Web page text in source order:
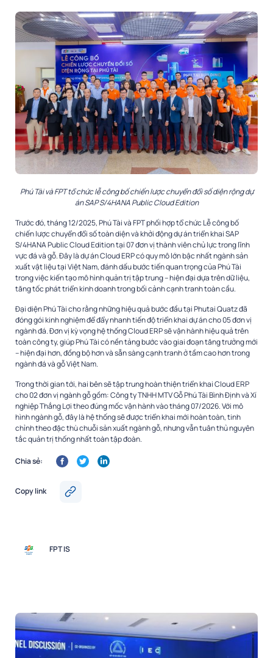
Phú Tài và FPT tổ chức lễ công bố chiến lược chuyển đổi số diện rộng dự
án SAP S/4HANA Public Cloud Edition
Trước đó, tháng 12/2025, Phú Tài và FPT phối hợp tổ chức Lễ công bố
chiến lược chuyển đổi số toàn diện và khởi động dự án triển khai SAP
S/4HANA Public Cloud Edition tại 07 đơn vị thành viên chủ lực trong lĩnh
vực đá và gỗ. Đây là dự án Cloud ERP có quy mô lớn bậc nhất ngành sản
xuất vật liệu tại Việt Nam, đánh dấu bước tiến quan trọng của Phú Tài
trong việc kiến tạo mô hình quản trị tập trung – hiện đại dựa trên dữ liệu,
tăng tốc phát triển kinh doanh trong bối cảnh cạnh tranh toàn cầu.
Đại diện Phú Tài cho rằng những hiệu quả bước đầu tại Phutai Quatz đã
đóng gói kinh nghiệm để đẩy nhanh tiến độ triển khai dự án cho 05 đơn vị
ngành đá. Đơn vị kỳ vọng hệ thống Cloud ERP sẽ vận hành hiệu quả trên
toàn công ty, giúp Phú Tài có nền tảng bước vào giai đoạn tăng trưởng mới
– hiện đại hơn, đồng bộ hơn và sẵn sàng cạnh tranh ở tầm cao hơn trong
ngành đá và gỗ Việt Nam.
Trong thời gian tới, hai bên sẽ tập trung hoàn thiện triển khai Cloud ERP
cho 02 đơn vị ngành gỗ gồm: Công ty TNHH MTV Gỗ Phú Tài Bình Định và Xí
nghiệp Thắng Lợi theo đúng mốc vận hành vào tháng 07/2026. Với mô
hình ngành gỗ, đây là hệ thống sẽ được triển khai mới hoàn toàn, tinh
chỉnh theo đặc thù chuỗi sản xuất ngành gỗ, nhưng vẫn tuân thủ nguyên
tắc quản trị thống nhất toàn tập đoàn.
Chia sẻ:
Copy link
FPT IS